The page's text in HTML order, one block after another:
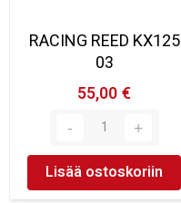
RACING REED KX125
03
55,00 €
Lisää ostoskoriin